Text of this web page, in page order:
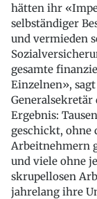
hätten ihr
selbständiger
und vermieden
gesamte
Einzelnen»,
Generalsekretär
Ergebnis:
geschickt, ohne
Arbeitnehmern
und viele ohne
skrupellosen
jahrelang ihre